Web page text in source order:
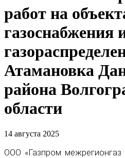
работ на
газоснабжения
Атамановка
района
области
14 августа 2025
ООО «Газпром межрегионгаз